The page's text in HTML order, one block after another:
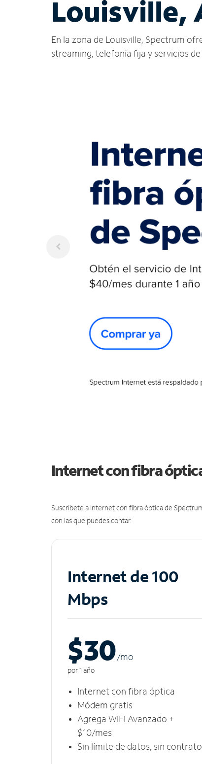
Louisville,
En la zona de Louisville, Spectrum
streaming, telefonía fija y servicios
Internet con fibra
Suscríbete a Internet con fibra óptica de
con las que puedes contar.
Internet de 100
Mbps
$30/mo
por 1 año
Internet con fibra óptica
Módem gratis
Agrega WiFi Avanzado +
$10/mes
Sin límite de datos, sin